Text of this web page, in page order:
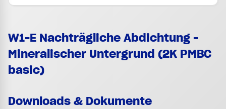
W1-E Nachträgliche Abdichtung -
Mineralischer Untergrund (2K PMBC
basic)
Downloads & Dokumente